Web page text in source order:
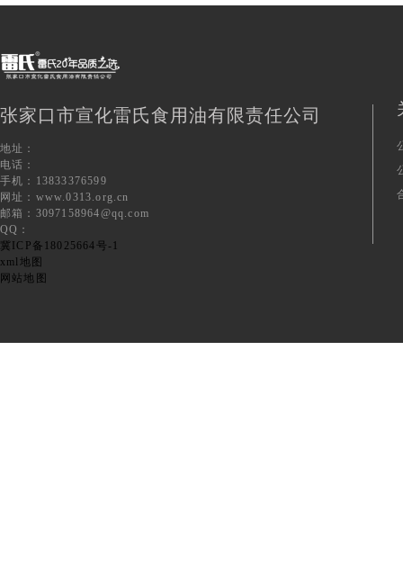
张家口市宣化雷氏食用油有限责任公司
地址：
电话：
手机：13833376599
网址：www.0313.org.cn
邮箱：3097158964@qq.com
QQ：
冀ICP备18025664号-1
xml地图
网站地图